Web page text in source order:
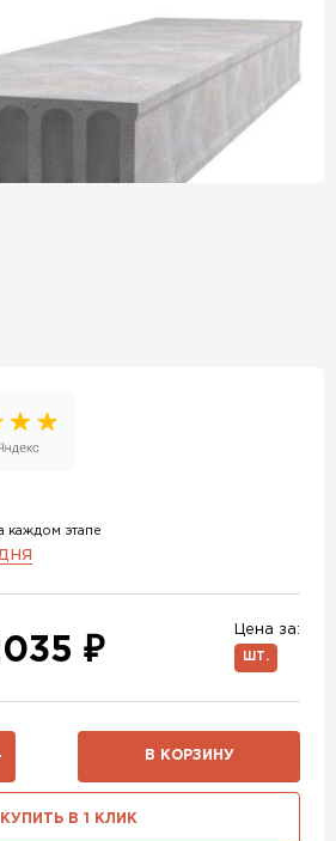
каждом этапе
дня
Цена за:
ШТ.
₽
В КОРЗИНУ
КУПИТЬ В 1 КЛИК